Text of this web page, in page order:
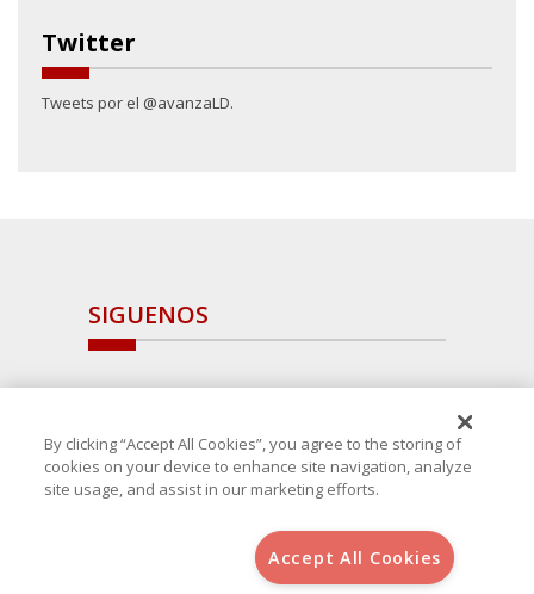
Twitter
Tweets por el @avanzaLD.
SIGUENOS
, S.L.U.(B-64405731) c/ San Norberto
By clicking “Accept All Cookies”, you agree to the storing of
cookies on your device to enhance site navigation, analyze
site usage, and assist in our marketing efforts.
Accept All Cookies